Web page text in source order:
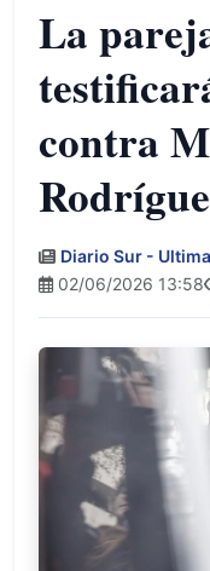
La
contra
Diario Sur -
02/06/2026 13:58